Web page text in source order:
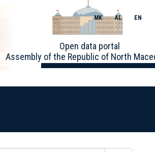
Open data portal
Assembly of the Republic of North
MK AL EN